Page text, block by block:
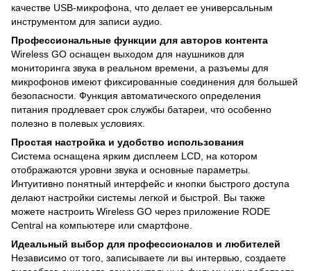
качестве USB-микрофона, что делает ее универсальным
инструментом для записи аудио.
Профессиональные функции для авторов контента
Wireless GO оснащен выходом для наушников для
мониторинга звука в реальном времени, а разъемы для
микрофонов имеют фиксированные соединения для большей
безопасности. Функция автоматического определения
питания продлевает срок службы батареи, что особенно
полезно в полевых условиях.
Простая настройка и удобство использования
Система оснащена ярким дисплеем LCD, на котором
отображаются уровни звука и основные параметры.
Интуитивно понятный интерфейс и кнопки быстрого доступа
делают настройки системы легкой и быстрой. Вы также
можете настроить Wireless GO через приложение RODE
Central на компьютере или смартфоне.
Идеальный выбор для профессионалов и любителей
Независимо от того, записываете ли вы интервью, создаете